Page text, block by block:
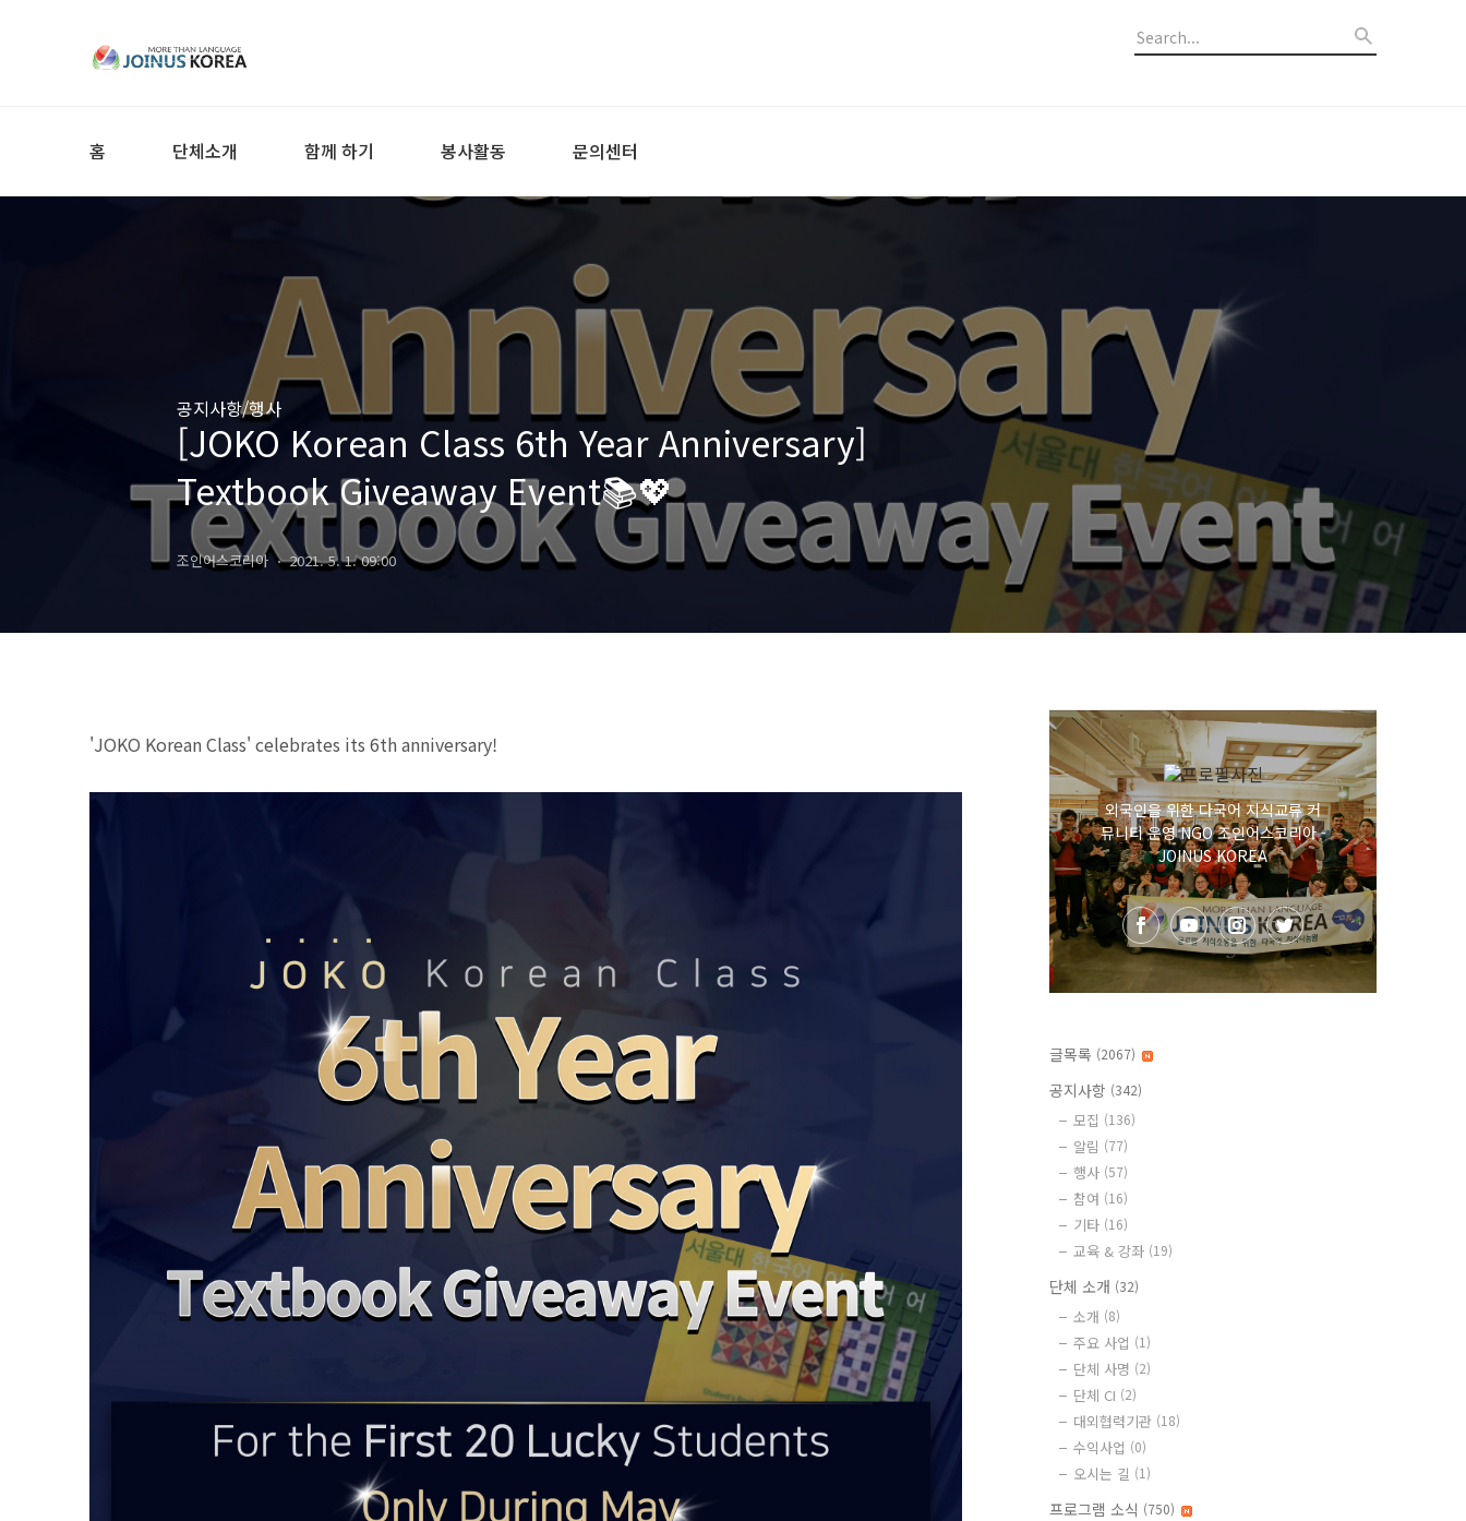
홈 단체소개 함께 하기 봉사활동 문의센터
공지사항/행사
[JOKO Korean Class 6th Year Anniversary]
Textbook Giveaway Event📚💖
조인어스코리아 2021. 5. 1. 09:00
'JOKO Korean Class' celebrates its 6th anniversary!
외국인을 위한 다국어 지식교류 커
뮤니티 운영 NGO 조인어스코리아 -
JOINUS KOREA
글목록 (2067)
공지사항 (342)
모집 (136)
알림 (77)
행사 (57)
참여 (16)
기타 (16)
교육 & 강좌 (19)
단체 소개 (32)
소개 (8)
주요 사업 (1)
단체 사명 (2)
단체 CI (2)
대외협력기관 (18)
수익사업 (0)
오시는 길 (1)
프로그램 소식 (750)